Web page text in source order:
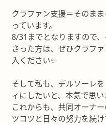
クラファン支援＝そのま
っています。
8/31までとなりますので
さった方は、ぜひクラフ
入ください✨
そして私も、デルソーレ
ィにしたいと、本気で思い
これからも、共同オーナ
ツコツと日々の努力を続